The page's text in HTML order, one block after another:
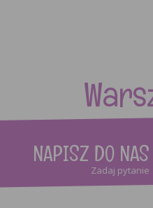
NAPISZ DO NAS
Zadaj pytanie